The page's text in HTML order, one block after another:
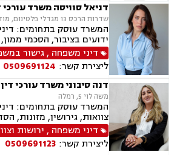
דניאל סוויסה משרד עורכי
שדרות הרכס 13 מגדלי פלטינום, מודיעין מכבים רעות
המשרד עוסק בתחומים:
ידועים בציבור, הסכמי
מעמד אישי, תיאום הורי,
אלימות במשפחה, ניכור
וצוואות, גישור במשפחה,
מתמשך.
דיני משפחה ,גישור
ליצירת קשר: 0509691124
דנה סיבוני משרד עורכי דין
משה לוי 5, רמלה
המשרד עוסק בתחומים:
צוואות, גירושין, מזונות,
מניעה, הסכמי ממון, עריכת
אפוטרופסות, חלוקת רכוש,
מתמשך.
דיני משפחה , ירושות
ליצירת קשר: 0509691123